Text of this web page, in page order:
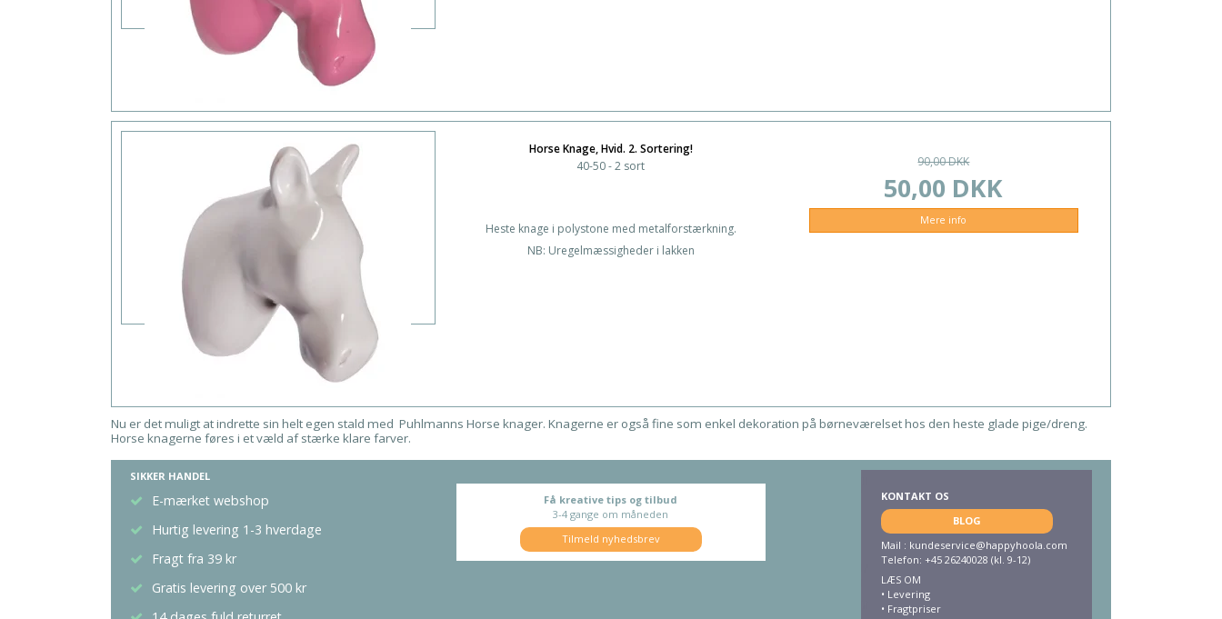
Horse Knage, Hvid. 2. Sortering!
40-50 - 2 sort
Heste knage i polystone med metalforstærkning.
NB: Uregelmæssigheder i lakken
90,00 DKK
50,00 DKK
Mere info
Nu er det muligt at indrette sin helt egen stald med Puhlmanns Horse knager. Knagerne er også fine som enkel dekoration på børneværelset hos den heste glade pige/dreng.
Horse knagerne føres i et væld af stærke klare farver.
SIKKER HANDEL
E-mærket webshop
Hurtig levering 1-3 hverdage
Fragt fra 39 kr
Gratis levering over 500 kr
Få kreative tips og tilbud
3-4 gange om måneden
Tilmeld nyhedsbrev
KONTAKT OS
BLOG
Mail : kundeservice@happyhoola.com
Telefon: +45 26240028 (kl. 9-12)
LÆS OM
• Levering
• Fragtpriser